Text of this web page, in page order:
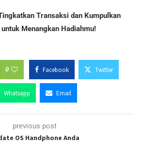
Transaksi dan Kumpulkan
untuk Menangkan Hadiahmu!
0 Facebook Twitter
Whatsapp Email
previous post
OS Handphone Anda